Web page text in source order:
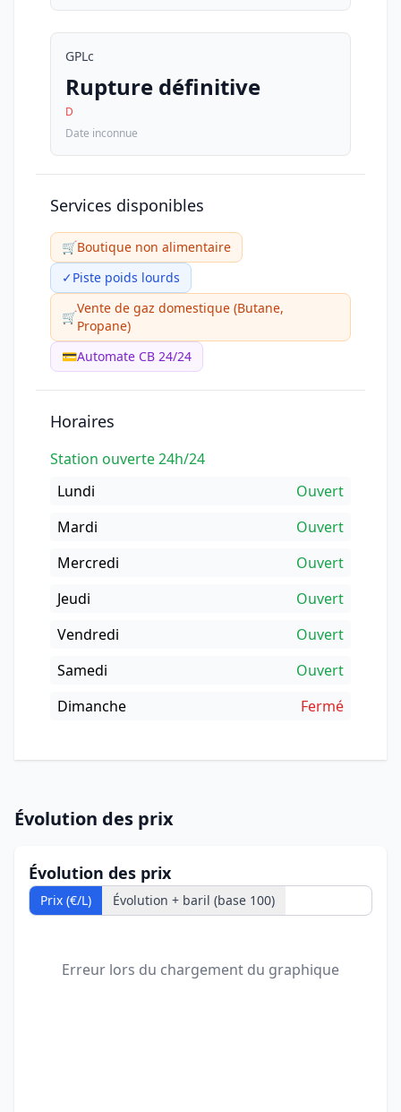
GPLc
Rupture définitive
D
Date inconnue
Services disponibles
🛒Boutique non alimentaire
✓Piste poids lourds
🛒
Vente de gaz domestique (Butane,
Propane)
💳Automate CB 24/24
Horaires
Station ouverte 24h/24
Lundi
Ouvert
Mardi
Ouvert
Mercredi
Ouvert
Jeudi
Ouvert
Vendredi
Ouvert
Samedi
Ouvert
Dimanche
Fermé
Évolution des prix
Évolution des prix
Prix (€/L) Évolution + baril (base 100)
Erreur lors du chargement du graphique